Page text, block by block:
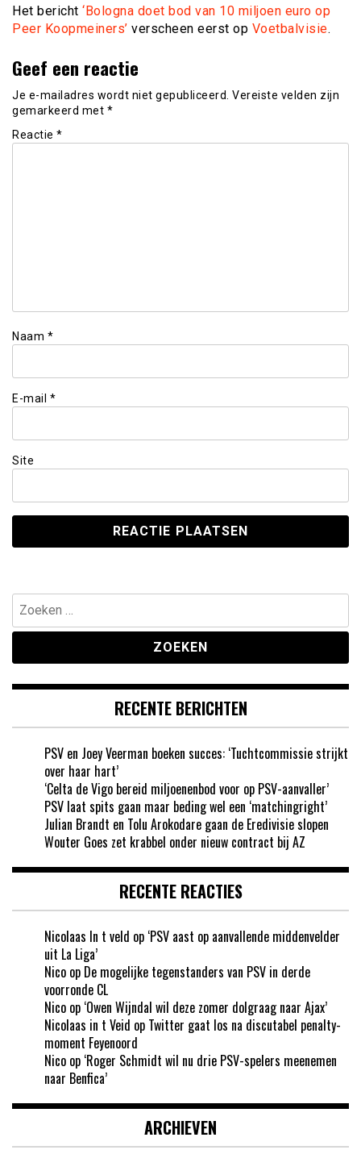
Het bericht ‘Bologna doet bod van 10 miljoen euro op
Peer Koopmeiners’ verscheen eerst op Voetbalvisie.
Geef een reactie
Je e-mailadres wordt niet gepubliceerd. Vereiste velden zijn
gemarkeerd met *
Reactie *
Naam *
E-mail *
Site
Zoeken
naar:
RECENTE BERICHTEN
PSV en Joey Veerman boeken succes: ‘Tuchtcommissie strijkt
over haar hart’
‘Celta de Vigo bereid miljoenenbod voor op PSV-aanvaller’
PSV laat spits gaan maar beding wel een ‘matchingright’
Julian Brandt en Tolu Arokodare gaan de Eredivisie slopen
Wouter Goes zet krabbel onder nieuw contract bij AZ
RECENTE REACTIES
Nicolaas In t veld op ‘PSV aast op aanvallende middenvelder
uit La Liga’
Nico op De mogelijke tegenstanders van PSV in derde
voorronde CL
Nico op ‘Owen Wijndal wil deze zomer dolgraag naar Ajax’
Nicolaas in t Veid op Twitter gaat los na discutabel penalty-
moment Feyenoord
Nico op ‘Roger Schmidt wil nu drie PSV-spelers meenemen
naar Benfica’
ARCHIEVEN